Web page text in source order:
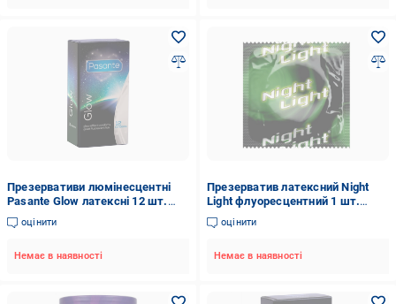
Презервативи люмінесцентні
Pasante Glow латексні 12 шт.
(P81438)
оцінити
Немає в наявності
Презерватив латексний Night
Light флуоресцентний 1 шт.
(12000C)
оцінити
Немає в наявності